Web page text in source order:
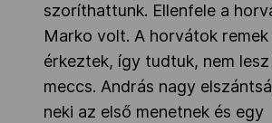
szoríthattunk. Ellenfele a
Marko volt. A horvátok
érkeztek, így tudtuk, nem
meccs. András nagy
neki az első menetnek és egy